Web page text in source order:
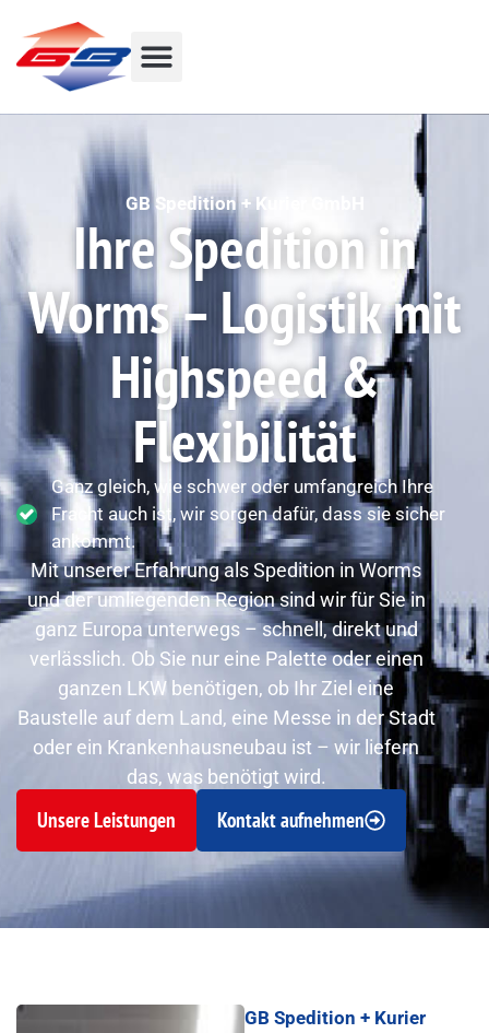
GB Spedition + Kurier GmbH
Ihre Spedition in
Worms – Logistik mit
Highspeed &
Flexibilität
Ganz gleich, wie schwer oder umfangreich Ihre
Fracht auch ist, wir sorgen dafür, dass sie sicher
ankommt.
Mit unserer Erfahrung als Spedition in Worms
und der umliegenden Region sind wir für Sie in
ganz Europa unterwegs – schnell, direkt und
verlässlich. Ob Sie nur eine Palette oder einen
ganzen LKW benötigen, ob Ihr Ziel eine
Baustelle auf dem Land, eine Messe in der Stadt
oder ein Krankenhausneubau ist – wir liefern
das, was benötigt wird.
Unsere Leistungen Kontakt aufnehmen
GB Spedition + Kurier